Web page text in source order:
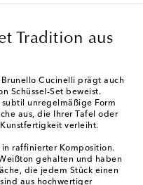
Tradition aus
Brunello Cucinelli prägt auch
Schüssel-Set beweist.
unregelmäßige Form
aus, die Ihrer Tafel oder
verleiht.
in raffinierter Komposition.
gehalten und haben
die jedem Stück einen
aus hochwertiger